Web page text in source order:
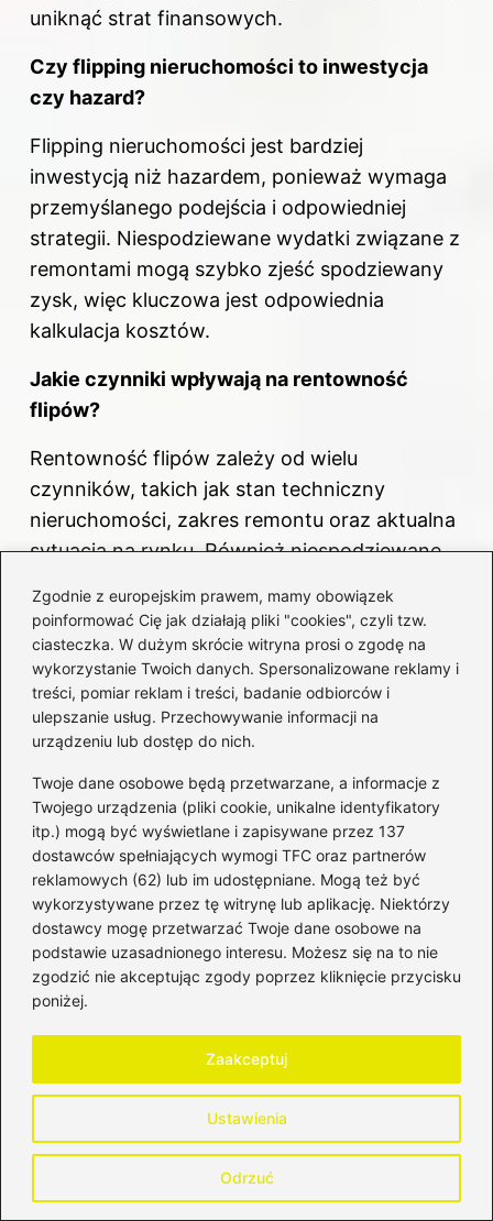
Zgodnie z europejskim prawem, mamy obowiązek
poinformować Cię jak działają pliki "cookies", czyli tzw.
ciasteczka. W dużym skrócie witryna prosi o zgodę na
wykorzystanie Twoich danych. Spersonalizowane reklamy i
treści, pomiar reklam i treści, badanie odbiorców i
ulepszanie usług. Przechowywanie informacji na
urządzeniu lub dostęp do nich.
Twoje dane osobowe będą przetwarzane, a informacje z
Twojego urządzenia (pliki cookie, unikalne identyfikatory
itp.) mogą być wyświetlane i zapisywane przez 137
dostawców spełniających wymogi TFC oraz partnerów
reklamowych (62) lub im udostępniane. Mogą też być
wykorzystywane przez tę witrynę lub aplikację. Niektórzy
dostawcy mogę przetwarzać Twoje dane osobowe na
podstawie uzasadnionego interesu. Możesz się na to nie
zgodzić nie akceptując zgody poprzez kliknięcie przycisku
poniżej.
Ustawienia
Odrzuć
Zaakceptuj
uniknąć strat finansowych.
Czy flipping nieruchomości to inwestycja
czy hazard?
Flipping nieruchomości jest bardziej
inwestycją niż hazardem, ponieważ wymaga
przemyślanego podejścia i odpowiedniej
strategii. Niespodziewane wydatki związane z
remontami mogą szybko zjeść spodziewany
zysk, więc kluczowa jest odpowiednia
kalkulacja kosztów.
Jakie czynniki wpływają na rentowność
flipów?
Rentowność flipów zależy od wielu
czynników, takich jak stan techniczny
nieruchomości, zakres remontu oraz aktualna
sytuacja na rynku. Również niespodziewane
znacząco wpłynąć na ostateczny zysk.
Jakie błędy są najczęściej popełniane przez
flipperów?
Najczęstsze błędy flipperów to
zwiększają wartości nieruchomości oraz
niedoszacowanie kosztów. Inwestorzy
powinni być świadomi ryzyka i dokładnie
analizować nie tylko projekty, ale także
przepisy prawne związane z flippingiem.